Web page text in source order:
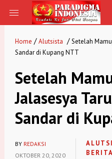
Home / Alutsista / Setelah
Sandar di Kupang NTT
Setelah
Jalasesya
Sandar di
BY REDAKSI
OKTOBER 20, 2020
BERITA